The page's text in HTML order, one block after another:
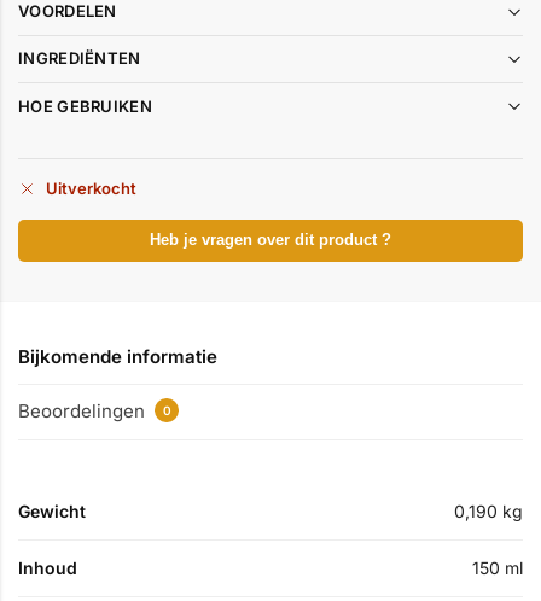
VOORDELEN
INGREDIËNTEN
HOE GEBRUIKEN
Uitverkocht
Heb je vragen over dit product ?
Bijkomende informatie
Beoordelingen 0
Gewicht 0,190 kg
Inhoud 150 ml